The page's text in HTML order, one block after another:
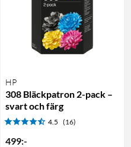
HP
308 Bläckpatron 2-pack –
svart och färg
4.5 (16)
499:-